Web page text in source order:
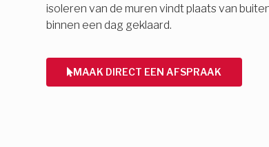
isoleren van de muren vindt plaats van
binnen een dag geklaard.
MAAK DIRECT EEN AFSPRAAK